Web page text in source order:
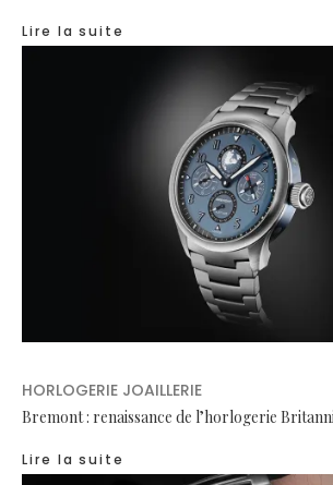
Lire la suite
HORLOGERIE JOAILLERIE
Bremont : renaissance de l’horlogerie
Lire la suite